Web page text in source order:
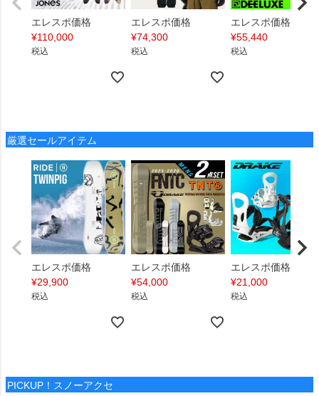
エレスポ価格
¥110,000
税込
エレスポ価格
¥74,300
税込
エレスポ価格
¥55,440
税込
厳選セールアイテム
エレスポ価格
¥29,900
税込
エレスポ価格
¥54,000
税込
エレスポ価格
¥21,000
税込
PICKUP！スノーアクセ